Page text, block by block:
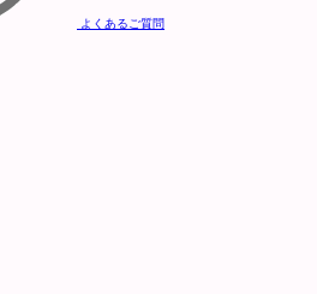
よくあるご質問